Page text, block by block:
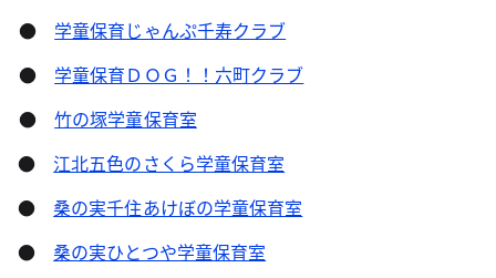
● 学童保育じゃんぷ千寿クラブ
● 学童保育ＤＯＧ！！六町クラブ
●竹の塚学童保育室
● 江北五色のさくら学童保育室
● 桑の実千住あけぼの学童保育室
● 桑の実ひとつや学童保育室